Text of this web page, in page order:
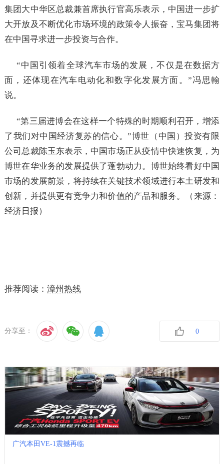
集团大中华区总裁兼首席执行官高乐表示，中国进一步扩
大开放及不断优化市场环境的政策令人振奋，宝马集团将
在中国寻求进一步投资与合作。
“中国引领着全球汽车市场的发展，不仅是在数据方
面，还体现在汽车电动化和数字化发展方面。”冯思翰
说。
“第三届进博会在这样一个特殊的时期顺利召开，增添
了我们对中国经济复苏的信心。”博世（中国）投资有限
公司总裁陈玉东表示，中国市场正从疫情中快速恢复，为
博世在华业务的发展提供了蓬勃动力。博世始终看好中国
市场的发展前景，将持续在关键技术领域进行本土研发和
创新，并提供更有竞争力和价值的产品和服务。（来源：
经济日报）
推荐阅读： 漳州热线
分享至： 0
广汽本田VE-1震撼再临